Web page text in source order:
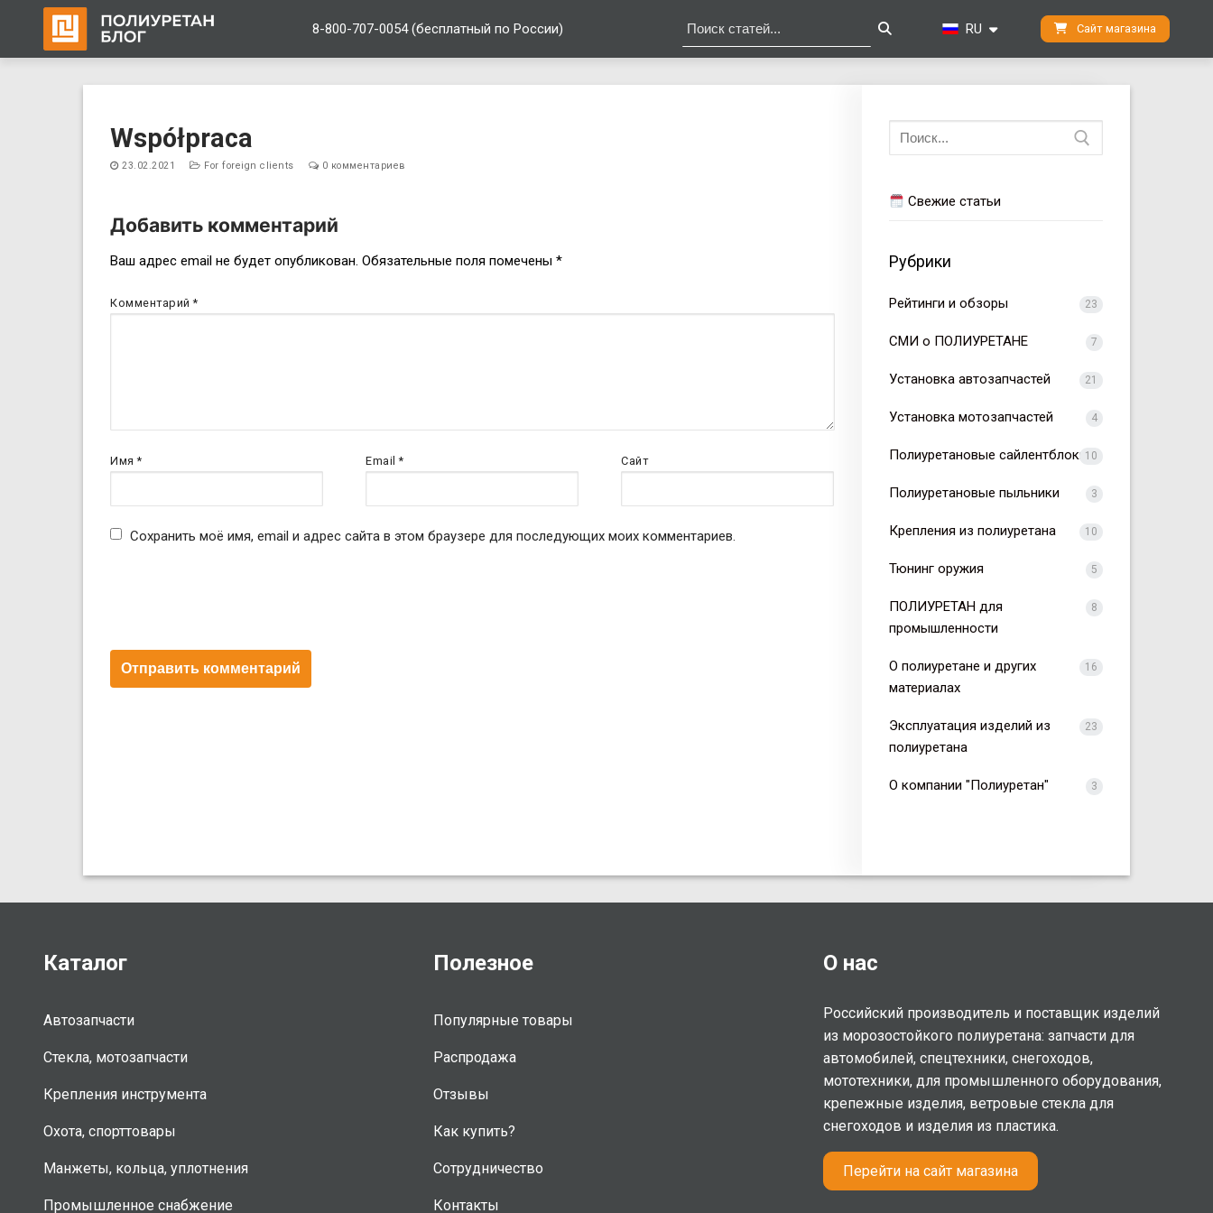
8-800-707-0054 (бесплатный по России) RU Сайт магазина
содержимому
Współpraca
23.02.2021 For foreign clients 0 комментариев
Навигация
по
Добавить комментарий
Ваш адрес email не будет опубликован. Обязательные поля помечены *
Комментарий*
Имя* Email* Сайт
Сохранить моё имя, email и адрес сайта в этом браузере для последующих моих комментариев.
Искать:
Свежие статьи
Рубрики
Рейтинги и обзоры 23
СМИ о ПОЛИУРЕТАНЕ 7
Установка автозапчастей 21
Установка мотозапчастей 4
Полиуретановые сайлентблоки10
Полиуретановые пыльники 3
Крепления из полиуретана 10
Тюнинг оружия 5
ПОЛИУРЕТАН для
промышленности
8
О полиуретане и других
материалах
16
Эксплуатация изделий из
полиуретана
23
О компании "Полиуретан" 3
Каталог
Автозапчасти
Стекла, мотозапчасти
Крепления инструмента
Охота, спорттовары
Манжеты, кольца, уплотнения
Промышленное снабжение
Полезное
Популярные товары
Распродажа
Отзывы
Как купить?
Сотрудничество
Контакты
О нас
Российский производитель и поставщик изделий
из морозостойкого полиуретана: запчасти для
автомобилей, спецтехники, снегоходов,
мототехники, для промышленного оборудования,
крепежные изделия, ветровые стекла для
снегоходов и изделия из пластика.
Перейти на сайт магазина